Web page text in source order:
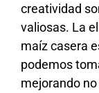
creatividad
valiosas. La
maíz casera
podemos
mejorando